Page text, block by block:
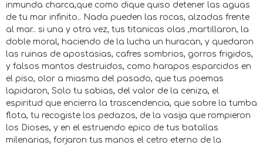
inmunda charca,que como dique quiso detener las aguas
de tu mar infinito.. Nada pueden las rocas, alzadas frente
al mar.. si una y otra vez, tus titanicas olas ,martillaron, la
doble moral, haciendo de la lucha un huracan, y quedaron
las ruinas de apostasias, cafres sombrios, gorros frigidos,
y falsos mantos destruidos, como harapos esparcidos en
el piso, olor a miasma del pasado, que tus poemas
lapidaron, Solo tu sabias, del valor de la ceniza, el
espiritud que encierra la trascendencia, que sobre la tumba
flota, tu recogiste los pedazos, de la vasija que rompieron
los Dioses, y en el estruendo epico de tus batallas
milenarias, forjaron tus manos el cetro eterno de la